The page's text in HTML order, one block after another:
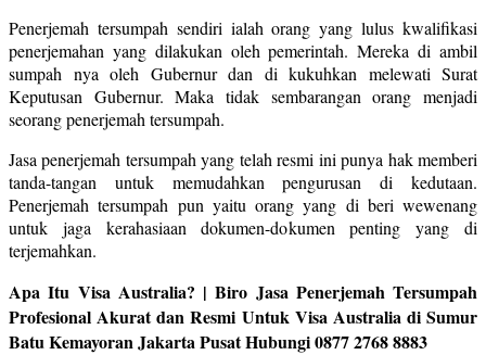
Penerjemah tersumpah sendiri ialah orang yang lulus kwalifikasi
penerjemahan yang dilakukan oleh pemerintah. Mereka di ambil
sumpah nya oleh Gubernur dan di kukuhkan melewati Surat
Keputusan Gubernur. Maka tidak sembarangan orang menjadi
seorang penerjemah tersumpah.
Jasa penerjemah tersumpah yang telah resmi ini punya hak memberi
tanda-tangan untuk memudahkan pengurusan di kedutaan.
Penerjemah tersumpah pun yaitu orang yang di beri wewenang
untuk jaga kerahasiaan dokumen-dokumen penting yang di
terjemahkan.
Apa Itu Visa Australia? | Biro Jasa Penerjemah Tersumpah
Profesional Akurat dan Resmi Untuk Visa Australia di Sumur
Batu Kemayoran Jakarta Pusat Hubungi 0877 2768 8883